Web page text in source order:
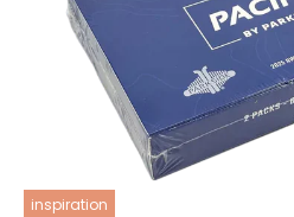
inspiration